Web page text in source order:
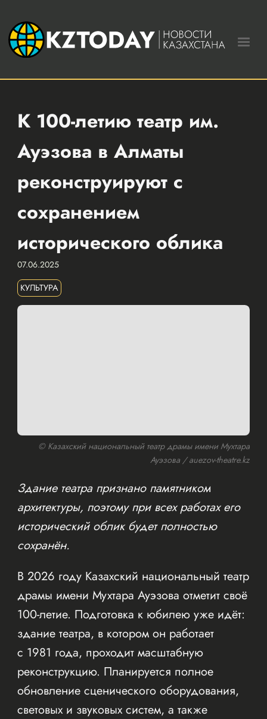
К 100-летию театр им.
Ауэзова в Алматы
реконструируют с
сохранением
исторического облика
07.06.2025
КУЛЬТУРА
© Казахский национальный театр драмы имени Мухтара
Ауэзова / auezov-theatre.kz
Здание театра признано памятником
архитектуры, поэтому при всех работах его
исторический облик будет полностью
сохранён.
В 2026 году Казахский национальный театр
драмы имени Мухтара Ауэзова отметит своё
100-летие. Подготовка к юбилею уже идёт:
здание театра, в котором он работает
с 1981 года, проходит масштабную
реконструкцию. Планируется полное
обновление сценического оборудования,
световых и звуковых систем, а также